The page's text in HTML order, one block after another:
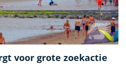
voor grote zoekactie